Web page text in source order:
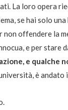
La loro opera
se hai solo
non offendere la
e per stare
e qualche
è andato